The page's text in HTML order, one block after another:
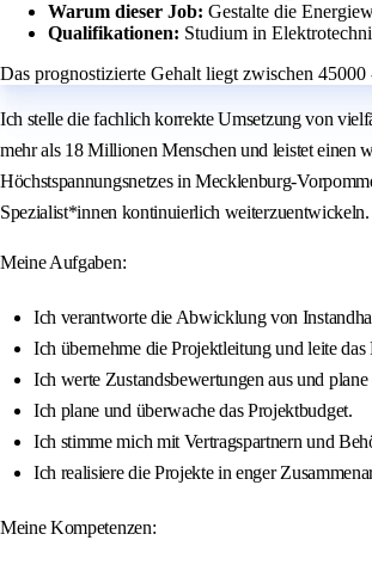
Warum dieser Job: Gestalte die
Qualifikationen: Studium in
Das prognostizierte Gehalt liegt zwischen 45000
Ich stelle die fachlich korrekte Umsetzung von
mehr als 18 Millionen Menschen und leistet einen
Höchstspannungsnetzes in Mecklenburg-
Spezialist*innen kontinuierlich weiterzuentwickeln.
Meine Aufgaben:
Ich verantworte die Abwicklung von
Ich übernehme die Projektleitung und leite
Ich werte Zustandsbewertungen aus und
Ich plane und überwache das Projektbudget.
Ich stimme mich mit Vertragspartnern und
Ich realisiere die Projekte in enger
Meine Kompetenzen: